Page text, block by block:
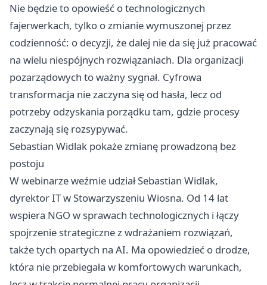
Nie będzie to opowieść o technologicznych
fajerwerkach, tylko o zmianie wymuszonej przez
codzienność: o decyzji, że dalej nie da się już pracować
na wielu niespójnych rozwiązaniach. Dla organizacji
pozarządowych to ważny sygnał. Cyfrowa
transformacja nie zaczyna się od hasła, lecz od
potrzeby odzyskania porządku tam, gdzie procesy
zaczynają się rozsypywać.
Sebastian Widlak pokaże zmianę prowadzoną bez
postoju
W webinarze weźmie udział Sebastian Widlak,
dyrektor IT w Stowarzyszeniu Wiosna. Od 14 lat
wspiera NGO w sprawach technologicznych i łączy
spojrzenie strategiczne z wdrażaniem rozwiązań,
także tych opartych na AI. Ma opowiedzieć o drodze,
która nie przebiegała w komfortowych warunkach,